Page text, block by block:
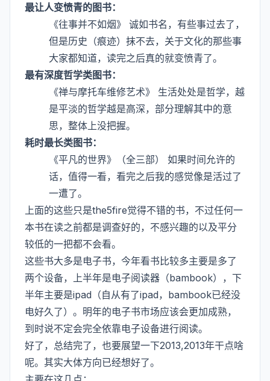
最让人变愤青的图书：
《往事并不如烟》 诚如书名，有些事过去了，
但是历史（痕迹）抹不去，关于文化的那些事
大家都知道，读完之后真的就变愤青了。
最有深度哲学类图书：
《禅与摩托车维修艺术》 生活处处是哲学，越
是平淡的哲学越是高深，部分理解其中的意
思，整体上没把握。
耗时最长类图书：
《平凡的世界》（全三部） 如果时间允许的
话，值得一看，看完之后我的感觉像是活过了
一遭了。
上面的这些只是the5fire觉得不错的书，不过任何一
本书在读之前都是调查好的，不感兴趣的以及平分
较低的一把都不会看。
这些书大多是电子书，今年看书比较多主要是多了
两个设备，上半年是电子阅读器（bambook），下
半年主要是ipad（自从有了ipad，bambook已经没
电好久了）。明年的电子书市场应该会更加成熟，
到时说不定会完全依靠电子设备进行阅读。
好了，总结完了，也要展望一下2013,2013年干点啥
呢。其实大体方向已经想好了。